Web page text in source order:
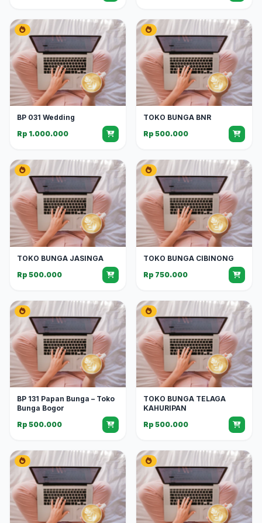
BP 031 Wedding
Rp 1.000.000
TOKO BUNGA BNR
Rp 500.000
TOKO BUNGA JASINGA
Rp 500.000
TOKO BUNGA CIBINONG
Rp 750.000
BP 131 Papan Bunga – Toko
Bunga Bogor
Rp 500.000
TOKO BUNGA TELAGA
KAHURIPAN
Rp 500.000